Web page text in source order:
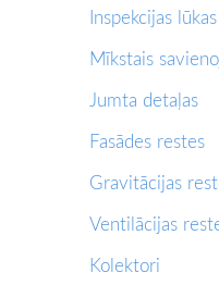
Inspekcijas lūkas
Mīkstais
Jumta detaļas
Fasādes restes
Gravitācijas
Ventilācijas
Kolektori